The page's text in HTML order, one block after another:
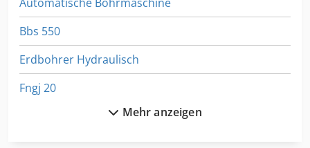
Bbs 550
Erdbohrer Hydraulisch
Fngj 20
Mehr anzeigen